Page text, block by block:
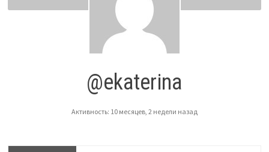
@ekaterina
Активность: 10 месяцев, 2 недели назад